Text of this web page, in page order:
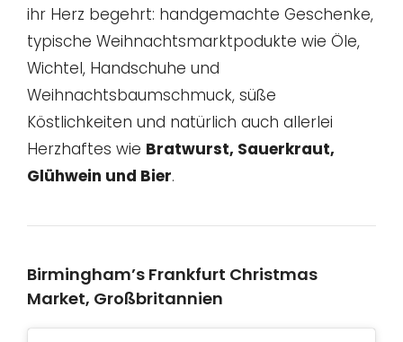
ihr Herz begehrt: handgemachte Geschenke,
typische Weihnachtsmarktpodukte wie Öle,
Wichtel, Handschuhe und
Weihnachtsbaumschmuck, süße
Köstlichkeiten und natürlich auch allerlei
Herzhaftes wie Bratwurst, Sauerkraut,
Glühwein und Bier.
Birmingham’s Frankfurt Christmas
Market, Großbritannien